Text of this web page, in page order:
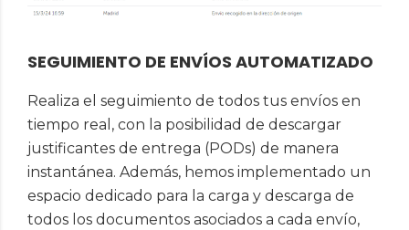
SEGUIMIENTO DE ENVÍOS AUTOMATIZADO
Realiza el seguimiento de todos tus envíos en
tiempo real, con la posibilidad de descargar
justificantes de entrega (PODs) de manera
instantánea. Además, hemos implementado un
espacio dedicado para la carga y descarga de
todos los documentos asociados a cada envío,